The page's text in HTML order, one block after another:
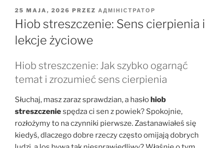
OPUBLIKOWANE
W
25 MAJA, 2026 PRZEZ АДМІНІСТРАТОР
Hiob streszczenie: Sens cierpienia i
lekcje życiowe
Hiob streszczenie: Jak szybko ogarnąć
temat i zrozumieć sens cierpienia
Słuchaj, masz zaraz sprawdzian, a hasło hiob
streszczeniespędza ci sen z powiek? Spokojnie,
rozłożymy to na czynniki pierwsze. Zastanawiałeś się
kiedyś, dlaczego dobre rzeczy często omijają dobrych